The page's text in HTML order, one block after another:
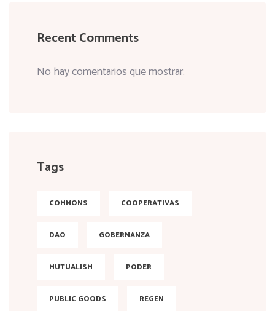
Recent Comments
No hay comentarios que mostrar.
Tags
COMMONS COOPERATIVAS
DAO GOBERNANZA
MUTUALISM PODER
PUBLIC GOODS REGEN